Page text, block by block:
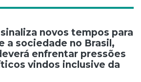
de Post
novos tempos para
a sociedade no Brasil,
enfrentar pressões
vindos inclusive da